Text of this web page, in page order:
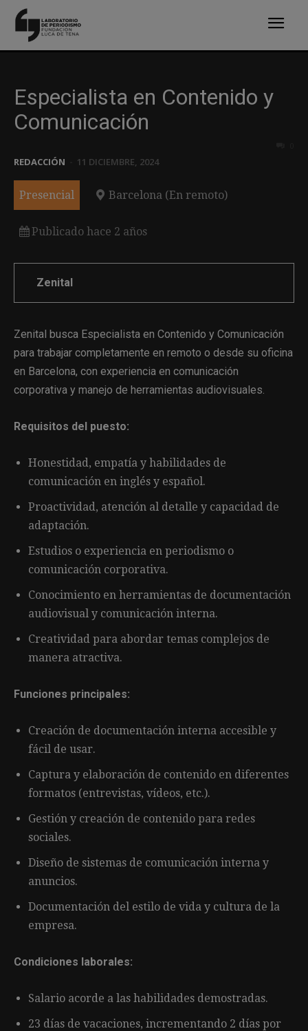
Especialista en Contenido y
Comunicación
REDACCIÓN 11 DICIEMBRE, 2024
Presencial Barcelona (En remoto)
Publicado hace 2 años
Zenital
Zenital busca Especialista en Contenido y Comunicación
para trabajar completamente en remoto o desde su oficina
en Barcelona, con experiencia en comunicación
corporativa y manejo de herramientas audiovisuales.
Requisitos del puesto:
Honestidad, empatía y habilidades de
comunicación en inglés y español.
Proactividad, atención al detalle y capacidad de
adaptación.
Estudios o experiencia en periodismo o
comunicación corporativa.
Conocimiento en herramientas de documentación
audiovisual y comunicación interna.
Creatividad para abordar temas complejos de
manera atractiva.
Funciones principales:
Creación de documentación interna accesible y
fácil de usar.
Captura y elaboración de contenido en diferentes
formatos (entrevistas, vídeos, etc.).
Gestión y creación de contenido para redes
sociales.
Diseño de sistemas de comunicación interna y
anuncios.
Documentación del estilo de vida y cultura de la
empresa.
Condiciones laborales:
Salario acorde a las habilidades demostradas.
23 días de vacaciones, incrementando 2 días por